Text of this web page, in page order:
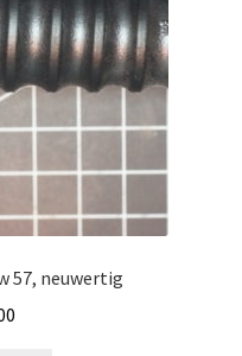
57, neuwertig